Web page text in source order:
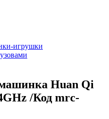
игрушки
Huan Qi
/Код mrc-